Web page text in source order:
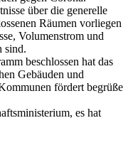
über die generelle
Räumen vorliegen
Volumenstrom und
sind.
beschlossen hat das
Gebäuden und
fördert begrüße
es hat